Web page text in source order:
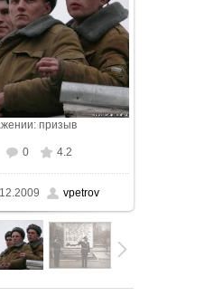
призыв
800x600
0 4.2
vpetrov